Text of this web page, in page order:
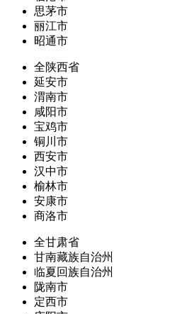
思茅市
丽江市
昭通市
全陕西省
延安市
渭南市
咸阳市
宝鸡市
铜川市
西安市
汉中市
榆林市
安康市
商洛市
全甘肃省
甘南藏族自治州
临夏回族自治州
陇南市
定西市